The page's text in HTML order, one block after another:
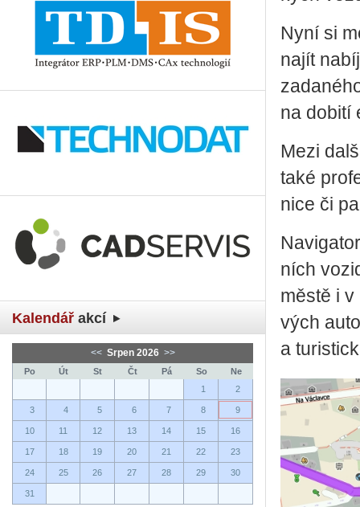
Kalendář akcí
<< Srpen 2026 >>
Po Út St Čt Pá So
Ne
1
2
3 4 5 6 7 8 9
10 11 12 13 14 15 16
17 18 19 20 21 22 23
24 25 26 27 28 29 30
31
Nyní si
najít
na do­bi­tí
Mezi
také
ni­ce či
ních
městě i
vých
a